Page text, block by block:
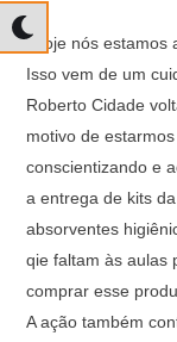
“Hoje nós estamos
Isso vem de um
Roberto Cidade
motivo de
conscientizando e
a entrega de kits
absorventes
qie faltam às aulas
comprar esse
A ação também